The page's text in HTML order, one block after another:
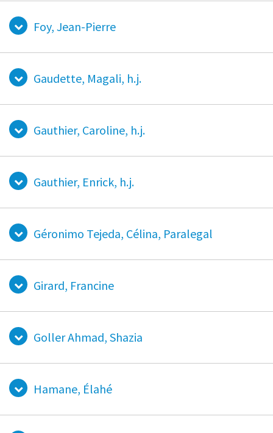
Foy, Jean-Pierre
Gaudette, Magali, h.j.
Gauthier, Caroline, h.j.
Gauthier, Enrick, h.j.
Géronimo Tejeda, Célina, Paralegal
Girard, Francine
Goller Ahmad, Shazia
Hamane, Élahé